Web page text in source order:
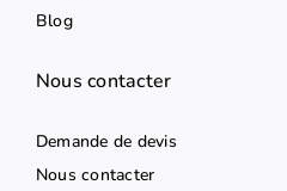
Blog
Nous contacter
Demande de devis
Nous contacter